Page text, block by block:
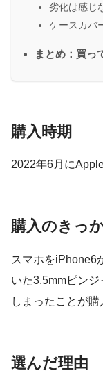
劣化は感じ
ケースカバ
まとめ：買っ
購入時期
2022年6月に
購入のきっ
スマホをiPhone6
いた3.5mmピン
しまったことが購
選んだ理由